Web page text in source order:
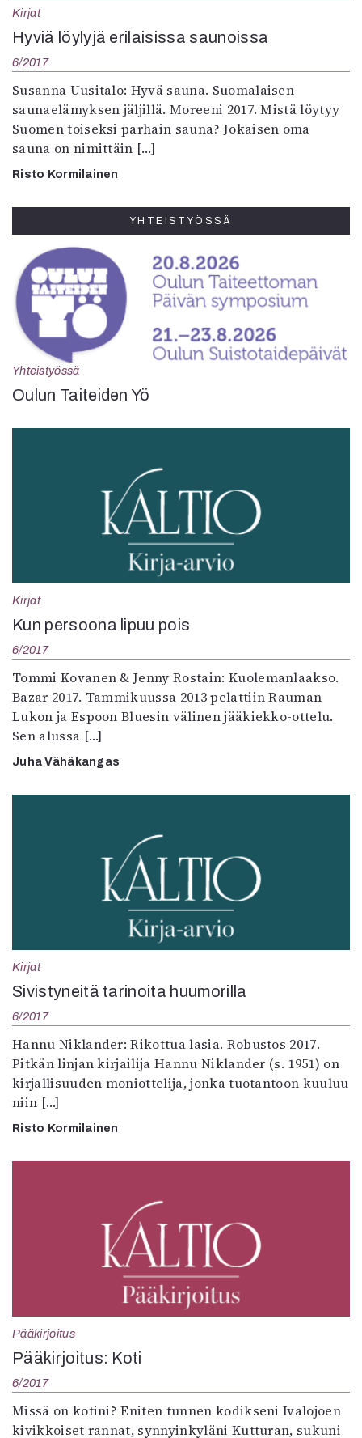
Kirjat
Hyviä löylyjä erilaisissa saunoissa
6/2017
Susanna Uusitalo: Hyvä sauna. Suomalaisen
saunaelämyksen jäljillä. Moreeni 2017. Mistä löytyy
Suomen toiseksi parhain sauna? Jokaisen oma
sauna on nimittäin […]
Risto Kormilainen
YHTEISTYÖSSÄ
Yhteistyössä
Oulun Taiteiden Yö
Kirjat
Kun persoona lipuu pois
6/2017
Tommi Kovanen & Jenny Rostain: Kuolemanlaakso.
Bazar 2017. Tammikuussa 2013 pelattiin Rauman
Lukon ja Espoon Bluesin välinen jääkiekko-ottelu.
Sen alussa […]
Juha Vähäkangas
Kirjat
Sivistyneitä tarinoita huumorilla
6/2017
Hannu Niklander: Rikottua lasia. Robustos 2017.
Pitkän linjan kirjailija Hannu Niklander (s. 1951) on
kirjallisuuden moniottelija, jonka tuotantoon kuuluu
niin […]
Risto Kormilainen
Pääkirjoitus
Pääkirjoitus: Koti
6/2017
Missä on kotini? Eniten tunnen kodikseni Ivalojoen
kivikkoiset rannat, synnyinkyläni Kutturan, sukuni